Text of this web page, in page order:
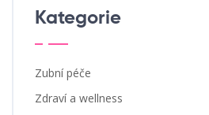
Kategorie
Zubní péče
Zdraví a wellness